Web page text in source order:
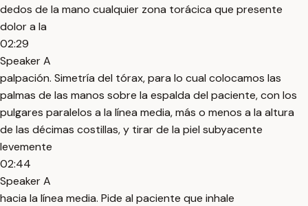
dedos de la mano cualquier zona torácica que presente
dolor a la
02:29
Speaker A
palpación. Simetría del tórax, para lo cual colocamos las
palmas de las manos sobre la espalda del paciente, con los
pulgares paralelos a la línea media, más o menos a la altura
de las décimas costillas, y tirar de la piel subyacente
levemente
02:44
Speaker A
hacia la línea media. Pide al paciente que inhale